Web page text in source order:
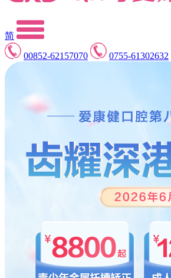
简
00852-62157070
0755-61302632